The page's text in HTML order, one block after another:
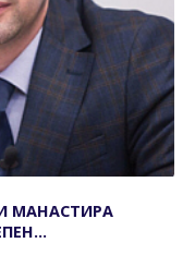
МАНАСТИРА